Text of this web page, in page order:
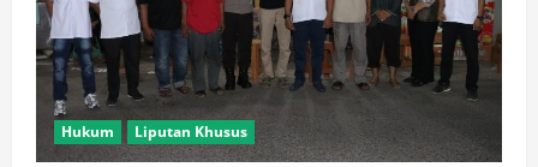
Hukum Liputan Khusus